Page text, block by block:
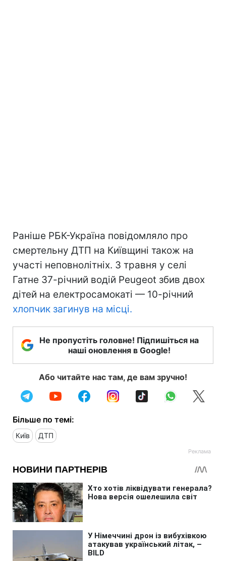
Раніше РБК-Україна повідомляло про
смертельну ДТП на Київщині також на
участі неповнолітніх. 3 травня у селі
Гатне 37-річний водій Peugeot збив двох
дітей на електросамокаті — 10-річний
хлопчик загинув на місці.
Не пропустіть головне! Підпишіться на
наші оновлення в Google!
Або читайте нас там, де вам зручно!
Більше по темі:
Київ ДТП